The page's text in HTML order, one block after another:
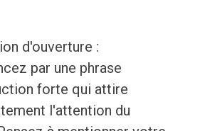
d'ouverture :
par une phrase
forte qui attire
l'attention du